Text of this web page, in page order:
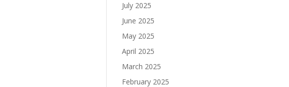
July 2025
June 2025
May 2025
April 2025
March 2025
February 2025